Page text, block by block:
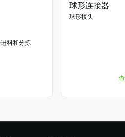
料和分拣
球形连接器
球形接头